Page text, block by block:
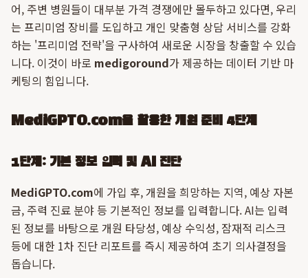
어, 주변 병원들이 대부분 가격 경쟁에만 몰두하고 있다면, 우리
는 프리미엄 장비를 도입하고 개인 맞춤형 상담 서비스를 강화
하는 '프리미엄 전략'을 구사하여 새로운 시장을 창출할 수 있습
니다. 이것이 바로 medigoround가 제공하는 데이터 기반 마
케팅의 힘입니다.
MediGPTO.com을 활용한 개원 준비 4단계
1단계: 기본 정보 입력 및 AI 진단
MediGPTO.com에 가입 후, 개원을 희망하는 지역, 예상 자본
금, 주력 진료 분야 등 기본적인 정보를 입력합니다. AI는 입력
된 정보를 바탕으로 개원 타당성, 예상 수익성, 잠재적 리스크
등에 대한 1차 진단 리포트를 즉시 제공하여 초기 의사결정을
돕습니다.